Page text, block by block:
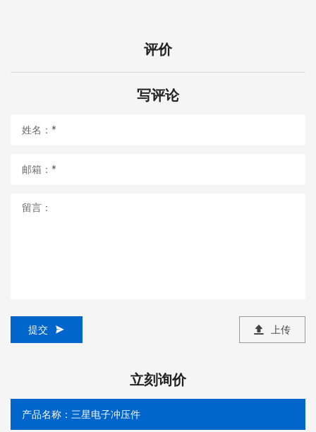
评价
写评论
提交 上传
立刻询价